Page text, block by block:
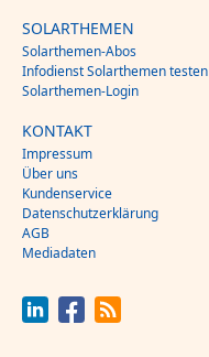
SOLARTHEMEN
Solarthemen-Abos
Infodienst Solarthemen testen
Solarthemen-Login
KONTAKT
Impressum
Über uns
Kundenservice
Datenschutzerklärung
AGB
Mediadaten